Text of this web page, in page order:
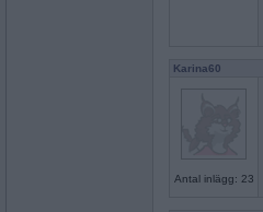
Karina60
Antal inlägg: 23